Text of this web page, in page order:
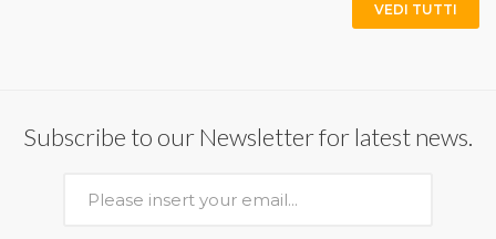
VEDI TUTTI
Subscribe to our Newsletter for latest news.